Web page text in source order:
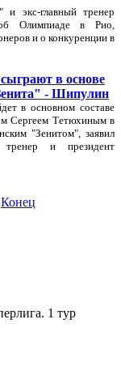
и экс-главный тренер
Олимпиаде в Рио,
и о конкуренции в
в основе
- Шипулин
в основном составе
Сергеем Тетюхиным в
"Зенитом", заявил
тренер и президент
Конец
1 тур